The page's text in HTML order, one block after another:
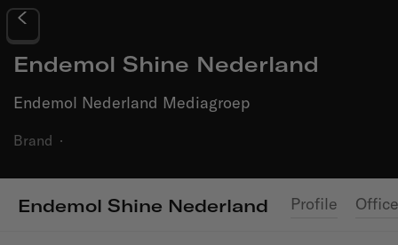
Endemol Shine Nederland
Endemol Nederland Mediagroep
Brand ·
Endemol Shine Nederland Profile Office